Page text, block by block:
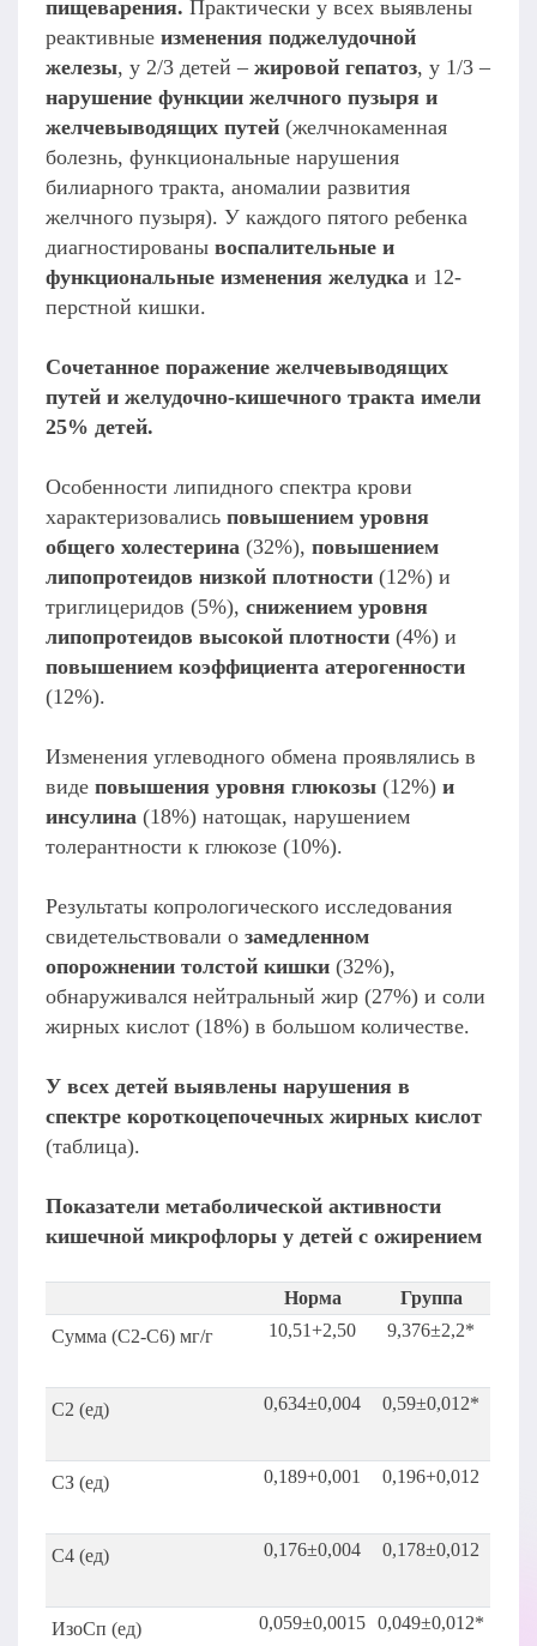
пищеварения. Практически у всех выявлены
реактивныеизменения поджелудочной
железы, у 2/3 детей –жировой гепатоз, у 1/3 –
нарушение функции желчного пузыря и
желчевыводящих путей (желчнокаменная
болезнь, функциональные нарушения
билиарного тракта, аномалии развития
желчного пузыря). У каждого пятого ребенка
диагностированывоспалительные и
функциональные изменения желудка и 12-
перстной кишки.
Сочетанное поражение желчевыводящих
путей и желудочно-кишечного тракта имели
25% детей.
Особенности липидного спектра крови
характеризовалисьповышением уровня
общего холестерина (32%),повышением
липопротеидов низкой плотности (12%) и
триглицеридов (5%),снижением уровня
липопротеидов высокой плотности (4%) и
повышением коэффициента атерогенности
(12%).
Изменения углеводного обмена проявлялись в
видеповышения уровня глюкозы (12%) и
инсулина (18%) натощак, нарушением
толерантности к глюкозе (10%).
Результаты копрологического исследования
свидетельствовали озамедленном
опорожнении толстой кишки (32%),
обнаруживался нейтральный жир (27%) и соли
жирных кислот (18%) в большом количестве.
У всех детей выявлены нарушения в
спектре короткоцепочечных жирных кислот
(таблица).
Показатели метаболической активности
кишечной микрофлоры у детей с ожирением
Норма
Группа
Сумма (С2-С6) мг/г
10,51+2,50 9,376±2,2*
С2 (ед) 0,634±0,004 0,59±0,012*
СЗ (ед) 0,189+0,001 0,196+0,012
С4 (ед) 0,176±0,004 0,178±0,012
ИзоСп (ед) 0,059±0,0015 0,049±0,012*